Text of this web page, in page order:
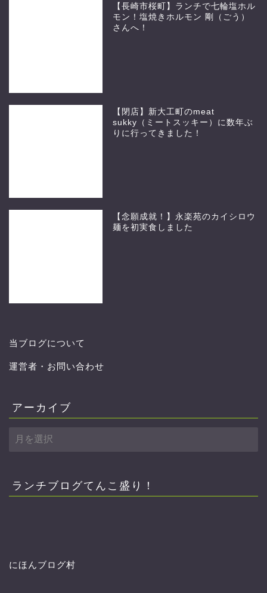
【長崎市桜町】ランチで七輪塩ホル
モン！塩焼きホルモン 剛（ごう）
さんへ！
【閉店】新大工町のmeat
sukky（ミートスッキー）に数年ぶ
りに行ってきました！
【念願成就！】永楽苑のカイシロウ
麺を初実食しました
当ブログについて
運営者・お問い合わせ
アーカイブ
ー
ブ
ランチブログてんこ盛り！
にほんブログ村